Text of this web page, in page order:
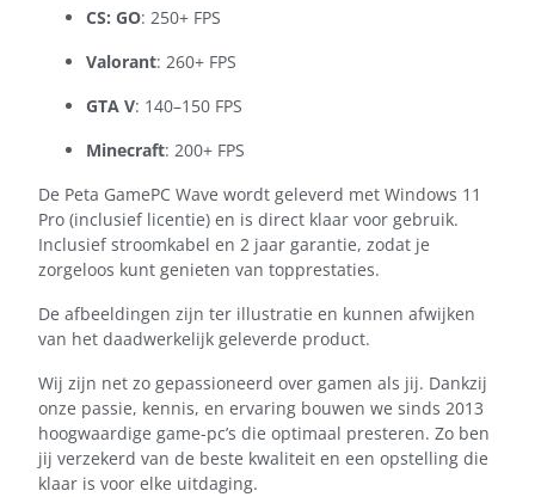
CS: GO: 250+ FPS
Valorant: 260+ FPS
GTA V: 140–150 FPS
Minecraft: 200+ FPS
De Peta GamePC Wave wordt geleverd met Windows 11
Pro (inclusief licentie) en is direct klaar voor gebruik.
Inclusief stroomkabel en 2 jaar garantie, zodat je
zorgeloos kunt genieten van topprestaties.
De afbeeldingen zijn ter illustratie en kunnen afwijken
van het daadwerkelijk geleverde product.
Wij zijn net zo gepassioneerd over gamen als jij. Dankzij
onze passie, kennis, en ervaring bouwen we sinds 2013
hoogwaardige game-pc’s die optimaal presteren. Zo ben
jij verzekerd van de beste kwaliteit en een opstelling die
klaar is voor elke uitdaging.